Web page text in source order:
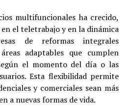
multifuncionales ha crecido,
el teletrabajo y en la dinámica
de reformas integrales
adaptables que cumplen
el momento del día o las
Esta flexibilidad permite
y comerciales sean más
a nuevas formas de vida.